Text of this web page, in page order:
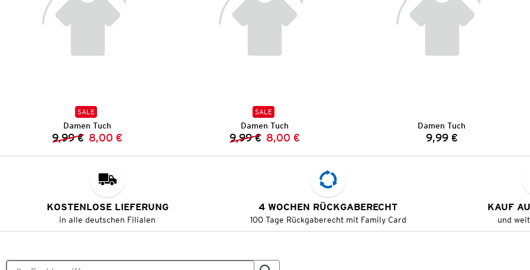
SALE
Damen Tuch
Vorheriger Preis:
9,99 € Neuer Preis:
8,00 €
SALE
Damen Tuch
Vorheriger Preis:
9,99 € Neuer Preis:
8,00 €
Damen Tuch
Preis:
9,99 €
KOSTENLOSE LIEFERUNG
in alle deutschen Filialen
4 WOCHEN RÜCKGABERECHT
100 Tage Rückgaberecht mit Family Card
KAUF
und